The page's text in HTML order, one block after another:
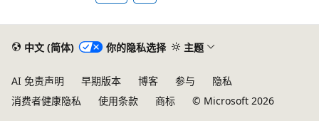
中文 (简体) 你的隐私选择 主题
AI 免责声明 早期版本 博客 参与
隐私
消费者健康隐私
使用条款 商标 © Microsoft 2026